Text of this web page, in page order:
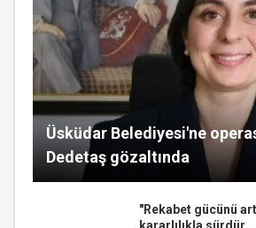
Üsküdar Belediyesi'ne
Dedetaş gözaltında
"Rekabet gücünü
kararlılıkla sürdür...